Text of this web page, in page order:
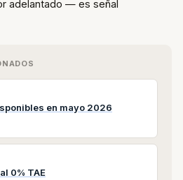
adelantado — es señal
en mayo 2026
0% TAE